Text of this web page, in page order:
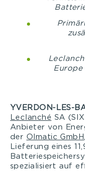
Europe
YVERDON-LES-
Leclanché SA
Anbieter von
der Olmatic GmbH
Lieferung eines
spezialisiert auf